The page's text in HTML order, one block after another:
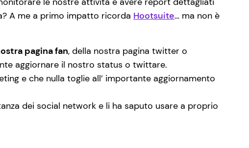
A me a primo impatto ricorda Hootsuite… ma non è
pagina fan, della nostra pagina twitter o
aggiornare il nostro status o twittare.
e che nulla toglie all’ importante aggiornamento
dei social network e li ha saputo usare a proprio